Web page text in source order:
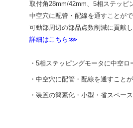
取付角28mm/42mm、5相ステッピ
中空穴に配管・配線を通すことが
可動部周辺の部品点数削減に貢献し
詳細はこちら⋙
・5相ステッピングモータに中空ロ
・中空穴に配管・配線を通すことが
・装置の簡素化・小型・省スペース